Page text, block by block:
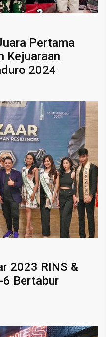
Pertama
Kejuaraan
2024
2023 RINS &
6 Bertabur